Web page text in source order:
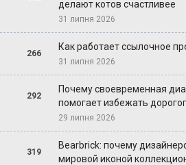
делают котов счастливее
31 липня 2026
266
Как работает ссылочное
31 липня 2026
292
Почему своевременная
помогает избежать
29 липня 2026
319
Bearbrick: почему
мировой иконой